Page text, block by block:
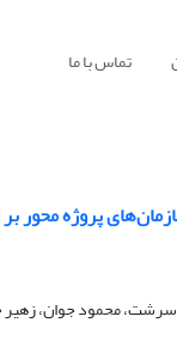
تماس با ما
پروژه محور
سرشت، محمود جوان، زهیر